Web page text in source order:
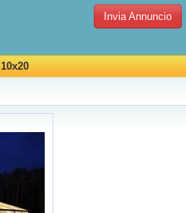
Invia Annuncio